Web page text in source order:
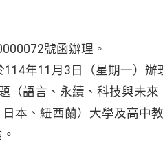
號函辦理。
年11月3日（星期一）辦
（語言、永續、科技與未
本、紐西蘭）大學及高中